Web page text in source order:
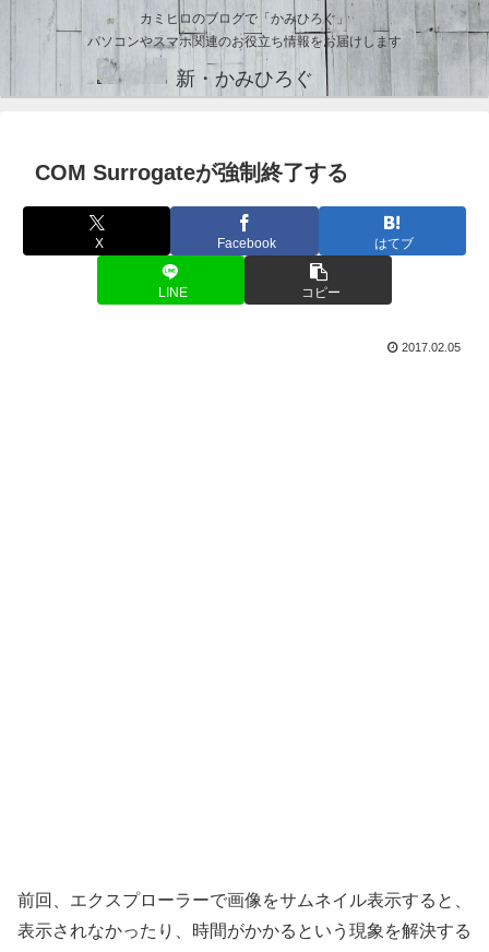
カミヒロのブログで「かみひろぐ」
パソコンやスマホ関連のお役立ち情報をお届けします
新・かみひろぐ
COM Surrogateが強制終了する
X Facebook はてブ
LINE コピー
2017.02.05
前回、エクスプローラーで画像をサムネイル表示すると、
表示されなかったり、時間がかかるという現象を解決する